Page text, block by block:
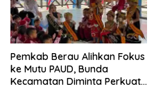
Pemkab Berau Alihkan Fokus
ke Mutu PAUD, Bunda
Kecamatan Diminta Perkuat